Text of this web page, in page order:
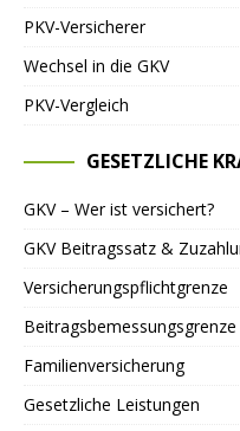
PKV-Versicherer
Wechsel in die GKV
PKV-Vergleich
GESETZLICHE
GKV – Wer ist versichert?
GKV Beitragssatz &
Versicherungspflichtgrenze
Beitragsbemessungsgrenze
Familienversicherung
Gesetzliche Leistungen